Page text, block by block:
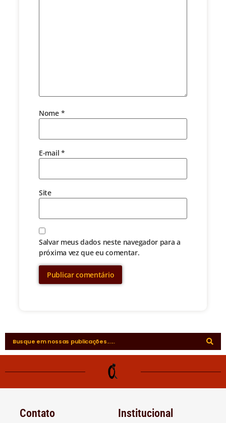
Nome *
E-mail *
Site
Salvar meus dados neste navegador para a
próxima vez que eu comentar.
Contato Institucional